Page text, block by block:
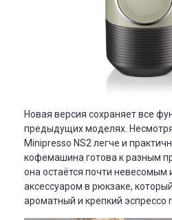
Новая версия сохраняет все
предыдущих моделях. Несмотря
Minipresso NS2 легче и
кофемашина готова к разным
она остаётся почти невесомым
аксессуаром в рюкзаке,
ароматный и крепкий эспрессо